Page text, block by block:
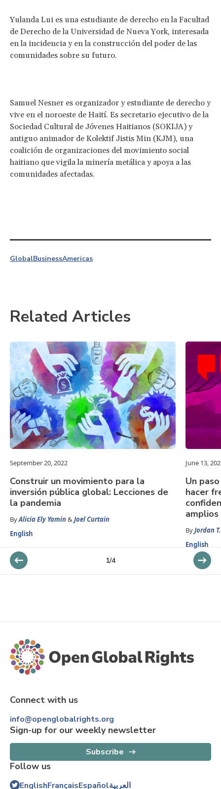
Yulanda Lui es una estudiante de derecho en la Facultad
de Derecho de la Universidad de Nueva York, interesada
en la incidencia y en la construcción del poder de las
comunidades sobre su futuro.
Samuel Nesner es organizador y estudiante de derecho y
vive en el noroeste de Haití. Es secretario ejecutivo de la
Sociedad Cultural de Jóvenes Haitianos (SOKIJA) y
antiguo animador de Kolektif Jistis Min (KJM), una
coalición de organizaciones del movimiento social
haitiano que vigila la minería metálica y apoya a las
comunidades afectadas.
GlobalBusinessAmericas
Related Articles
September 20, 2022
Construir un movimiento para la
inversión pública global: Lecciones de
la pandemia
ByAlicia Ely Yamin& Joel Curtain
English
June 13,
Un
hacer
amplios
ByJordan
English
1/4
Connect with us
info@openglobalrights.org
Sign-up for our weekly newsletter
Subscribe
Follow us
EnglishFrançaisEspañolالعربية